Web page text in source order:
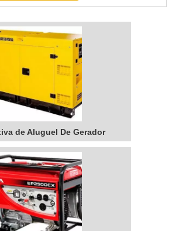
disso, o aluguel de
percussão de energia é uma
para quem precisa de um
alta qualidade, pois oferece
excelente.
de Aluguel De Gerador